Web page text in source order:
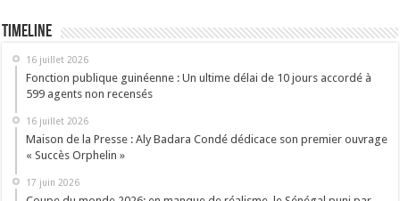
Timeline
16 juillet 2026
Fonction publique guinéenne : Un ultime délai de 10 jours accordé à
599 agents non recensés
16 juillet 2026
Maison de la Presse : Aly Badara Condé dédicace son premier ouvrage
« Succès Orphelin »
17 juin 2026